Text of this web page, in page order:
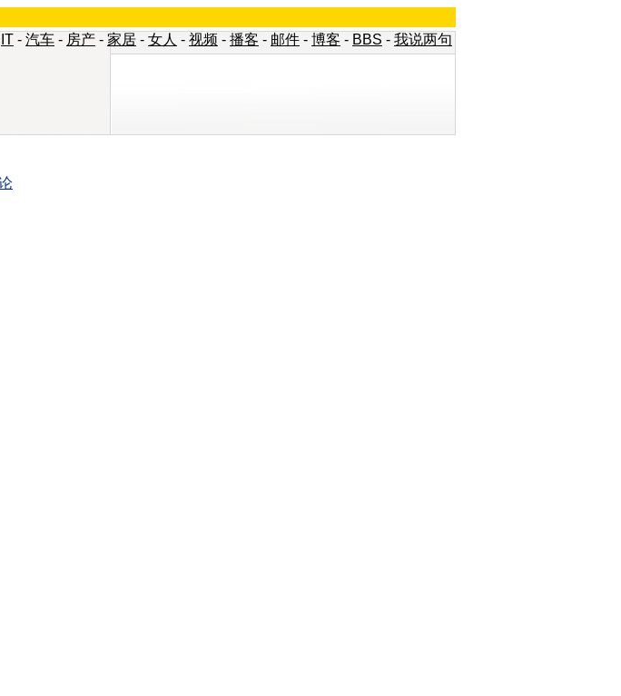
IT - 汽车 - 房产 - 家居 - 女人 - 视频 - 播客 - 邮件 - 博客 - BBS - 我说两句